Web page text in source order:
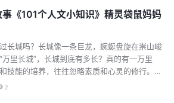
文明的早期脉络。 英雄与抗争：包含夸父追
大禹治水等经典故事，传递坚韧不拔的精神。
、神农尝百草、仓颉造字、钻木取火等，展现
奇幻：八仙过海、哪吒闹海、十二生肖的由
《101个人文小知识》精灵袋鼠妈妈
长城吗？长城像一条巨龙，蜿蜒盘旋在崇山峻
里长城”，长城到底有多长？真的有一万里
技能的培养，往往忽略素质和心灵的修行。从
孩子更好地管理情绪、做人处事，快来听《101
2